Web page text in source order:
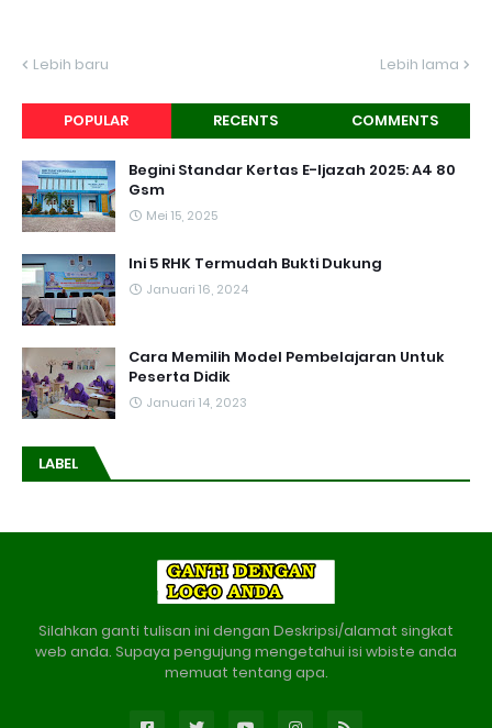
Lebih baru Lebih lama
POPULAR RECENTS COMMENTS
Begini Standar Kertas E-Ijazah 2025: A4 80
Gsm
Mei 15, 2025
Ini 5 RHK Termudah Bukti Dukung
Januari 16, 2024
Cara Memilih Model Pembelajaran Untuk
Peserta Didik
Januari 14, 2023
LABEL
Silahkan ganti tulisan ini dengan Deskripsi/alamat singkat
web anda. Supaya pengujung mengetahui isi wbiste anda
memuat tentang apa.